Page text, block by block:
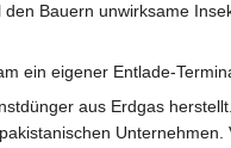
Bauern unwirksame
ein eigener Entlade-
aus Erdgas